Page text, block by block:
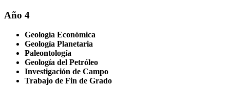
Año 4
Geología Económica
Geología Planetaria
Paleontología
Geología del Petróleo
Investigación de Campo
Trabajo de Fin de Grado